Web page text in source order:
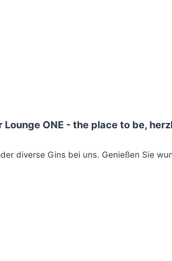
ONE - the place to be,
diverse Gins bei uns. Genießen Sie